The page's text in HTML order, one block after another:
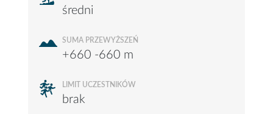
średni
SUMA PRZEWYŻSZEŃ
+660 -660 m
LIMIT UCZESTNIKÓW
brak